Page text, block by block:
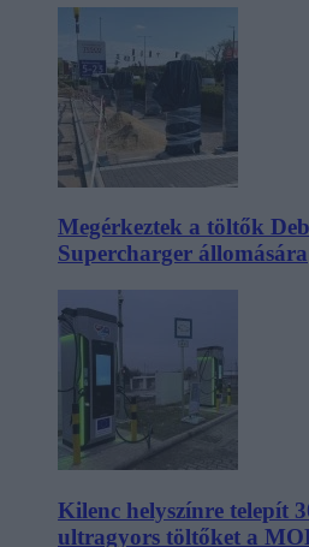
Megérkeztek a töltők
Supercharger állomására
Kilenc helyszínre telepít
ultragyors töltőket a